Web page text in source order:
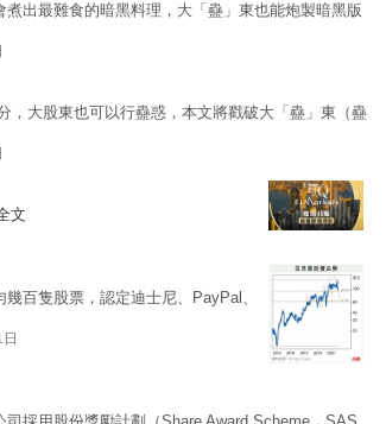
煮出最難食的暗黑料理，大「蠱」東也能炮製暗黑版
，大股東也可以行蠱惑，本文將戳破大「蠱」東（蠱
文
幾百隻股票，認定迪士尼、PayPal、